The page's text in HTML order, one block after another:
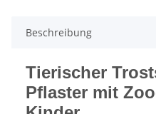
Beschreibung
Tierischer
Pflaster mit